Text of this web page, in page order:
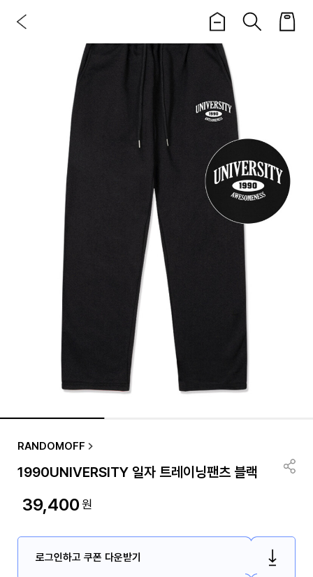
RANDOMOFF
1990UNIVERSITY 일자 트레이닝팬츠 블랙
39,400원
로그인하고 쿠폰 다운받기